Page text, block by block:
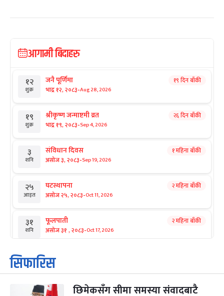
आगामी बिदाहरु
१२
शुक्र
जनै पूर्णिमा
भाद्र १२, २०८३-Aug 28, 2026
१९ दिन बाँकी
१९
शुक्र
श्रीकृष्ण जन्माष्टमी व्रत
भाद्र १९, २०८३-Sep 4, 2026
२६ दिन बाँकी
३
शनि
संविधान दिवस
असोज ३, २०८३-Sep 19, 2026
१ महिना बाँकी
२५
आइत
घटस्थापना
असोज २५, २०८३-Oct 11, 2026
२ महिना बाँकी
३१
शनि
फूलपाती
असोज ३१ , २०८३-Oct 17, 2026
२ महिना बाँकी
१
आइत
कार्तिक सङ्क्रान्ति
कार्तिक १, २०८३
३ महानवमी २ महिना बाँकी
सिफारिस
छिमेकसँग सीमा समस्या संवादबाटै